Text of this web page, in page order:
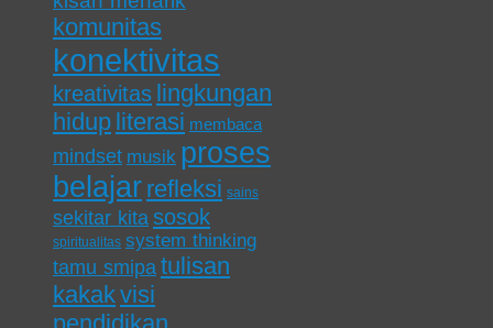
komunitas
konektivitas
kreativitas lingkungan
hidup literasi membaca
mindset musik proses
belajar refleksi sains
sekitar kitasosok
spiritualitas system thinking
tamu smipa tulisan
kakakvisi